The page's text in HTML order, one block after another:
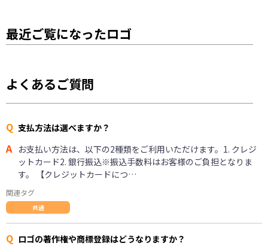
最近ご覧になったロゴ
よくあるご質問
Q 支払方法は選べますか？
A お支払い方法は、以下の2種類をご利用いただけます。1. クレジ
ットカード2. 銀行振込※振込手数料はお客様のご負担となりま
す。 【クレジットカードにつ…
関連タグ
共通
Q ロゴの著作権や商標登録はどうなりますか？